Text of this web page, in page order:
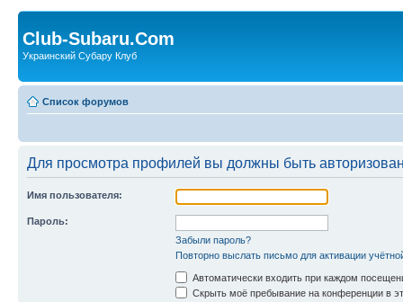
Club-Subaru.Com
Украинский Субару Клуб
Список форумов
Для просмотра профилей вы должны быть
Имя пользователя:
Пароль:
Забыли пароль?
Повторно выслать письмо для активации
Автоматически входить при каждом
Скрыть моё пребывание на конференции в